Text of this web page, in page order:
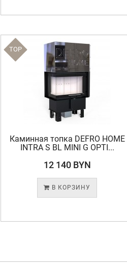
TOP
Каминная топка DEFRO HOME
INTRA S BL MINI G OPTI...
12 140 BYN
В КОРЗИНУ